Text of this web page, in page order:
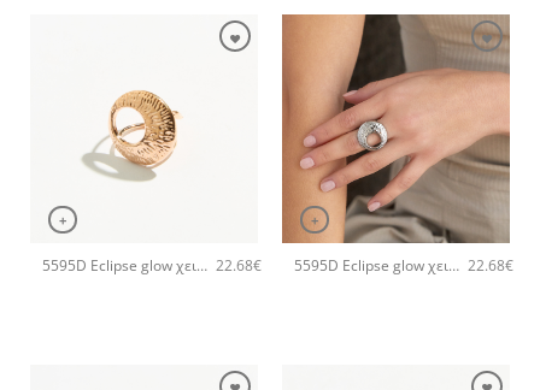
+
5595D Eclipse glow χειροποίητο δαχτυλιδι Catherine bijoux Ροζ χρυσό 22.68€
+
5595D Eclipse glow χειροποίητο δαχτυλιδι Catherine bijoux Ασημί 22.68€